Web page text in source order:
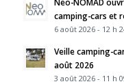
camping-cars et
6 août 2026 - 12 h
Veille camping-
août 2026
3 août 2026 - 11 h